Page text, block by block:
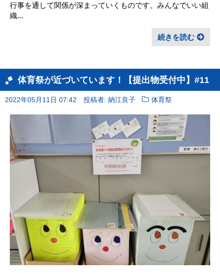
行事を通して関係が深まっていくものです。みんなでいい組
織...
続きを読む
体育祭が近づいています！【提出物受付中】#11
2022年05月11日 07:42 投稿者: 納江良子 体育祭